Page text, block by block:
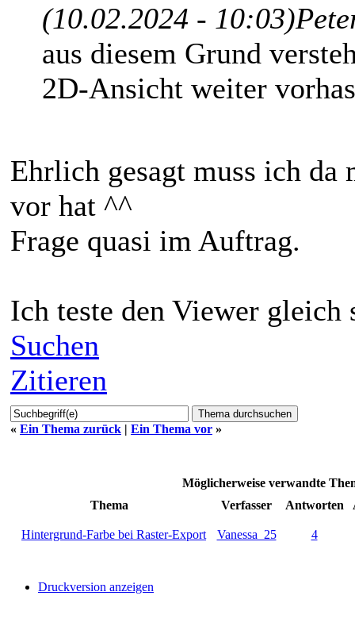
(10.02.2024 - 10:03)
aus diesem Grund
2D-Ansicht weiter
Ehrlich gesagt muss ich
vor hat ^^
Frage quasi im Auftrag.
Ich teste den Viewer
Suchen
Zitieren
« Ein Thema zurück | Ein Thema vor »
Möglicherweise verwandte
Thema
Verfasser Antworten
Hintergrund-Farbe bei Raster-Export Vanessa_25 4
Druckversion anzeigen